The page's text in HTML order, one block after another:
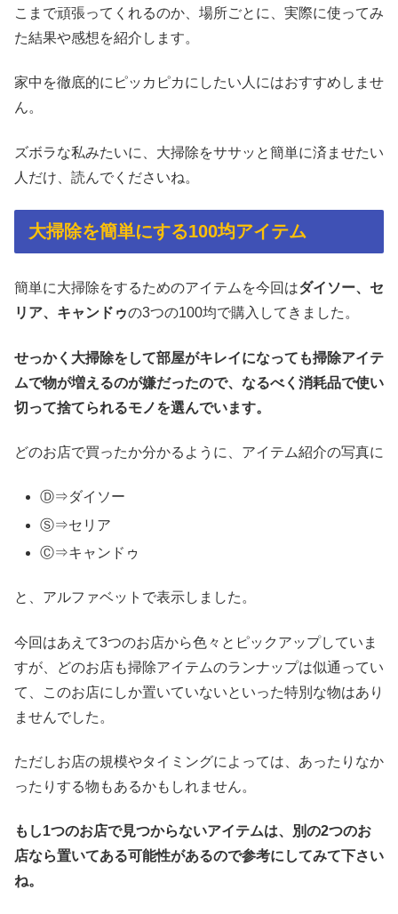
こまで頑張ってくれるのか、場所ごとに、実際に使ってみ
た結果や感想を紹介します。
家中を徹底的にピッカピカにしたい人にはおすすめしませ
ん。
ズボラな私みたいに、大掃除をササッと簡単に済ませたい
人だけ、読んでくださいね。
大掃除を簡単にする100均アイテム
簡単に大掃除をするためのアイテムを今回はダイソー、セ
リア、キャンドゥの3つの100均で購入してきました。
せっかく大掃除をして部屋がキレイになっても掃除アイテ
ムで物が増えるのが嫌だったので、なるべく消耗品で使い
切って捨てられるモノを選んでいます。
どのお店で買ったか分かるように、アイテム紹介の写真に
Ⓓ⇒ダイソー
Ⓢ⇒セリア
Ⓒ⇒キャンドゥ
と、アルファベットで表示しました。
今回はあえて3つのお店から色々とピックアップしていま
すが、どのお店も掃除アイテムのランナップは似通ってい
て、このお店にしか置いていないといった特別な物はあり
ませんでした。
ただしお店の規模やタイミングによっては、あったりなか
ったりする物もあるかもしれません。
もし1つのお店で見つからないアイテムは、別の2つのお
店なら置いてある可能性があるので参考にしてみて下さい
ね。